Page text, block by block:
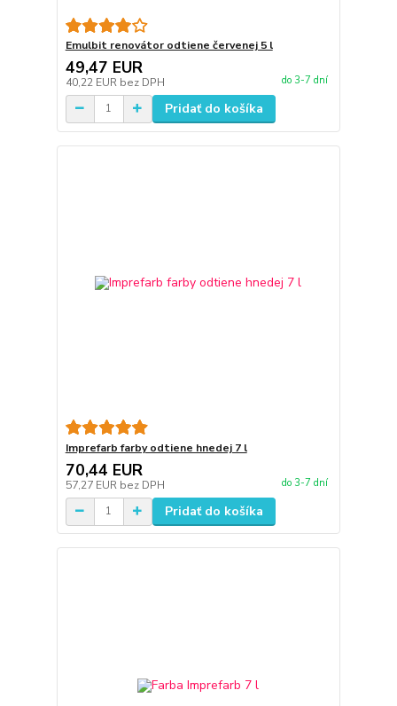
Emulbit renovátor odtiene červenej 5 l
49,47 EUR
40,22 EUR bez DPH do 3-7 dní
Pridať do košíka
Imprefarb farby odtiene hnedej 7 l
70,44 EUR
57,27 EUR bez DPH do 3-7 dní
Pridať do košíka